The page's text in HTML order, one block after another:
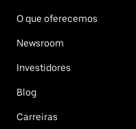
O que oferecemos
Newsroom
Investidores
Blog
Carreiras